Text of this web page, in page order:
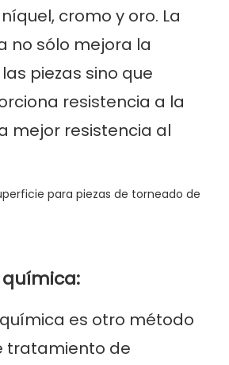
cromo y oro. La
no sólo mejora la
piezas sino que
resistencia a la
mejor resistencia al
química:
es otro método
tratamiento de